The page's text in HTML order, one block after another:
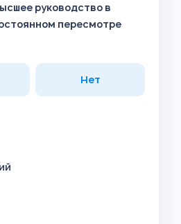
руководство в
пересмотре
Нет